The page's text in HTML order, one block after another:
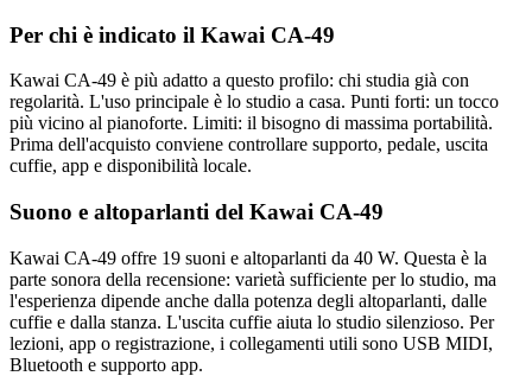
Per chi è indicato il Kawai CA-49
Kawai CA-49 è più adatto a questo profilo: chi studia già con
regolarità. L'uso principale è lo studio a casa. Punti forti: un tocco
più vicino al pianoforte. Limiti: il bisogno di massima portabilità.
Prima dell'acquisto conviene controllare supporto, pedale, uscita
cuffie, app e disponibilità locale.
Suono e altoparlanti del Kawai CA-49
Kawai CA-49 offre 19 suoni e altoparlanti da 40 W. Questa è la
parte sonora della recensione: varietà sufficiente per lo studio, ma
l'esperienza dipende anche dalla potenza degli altoparlanti, dalle
cuffie e dalla stanza. L'uscita cuffie aiuta lo studio silenzioso. Per
lezioni, app o registrazione, i collegamenti utili sono USB MIDI,
Bluetooth e supporto app.